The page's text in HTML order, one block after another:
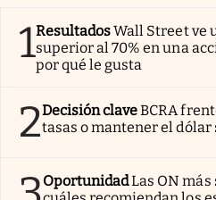
1ResultadosWall Street ve
superior al 70% en una
por qué le gusta
2Decisión claveBCRA
tasas o mantener el dólar
OportunidadLas ON